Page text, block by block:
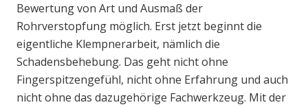
Bewertung von Art und Ausmaß der
Rohrverstopfung möglich. Erst jetzt beginnt die
eigentliche Klempnerarbeit, nämlich die
Schadensbehebung. Das geht nicht ohne
Fingerspitzengefühl, nicht ohne Erfahrung und auch
nicht ohne das dazugehörige Fachwerkzeug. Mit der